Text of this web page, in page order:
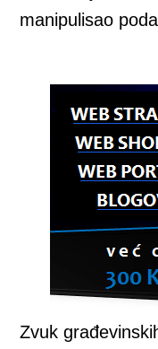
manipulisao
Zvuk